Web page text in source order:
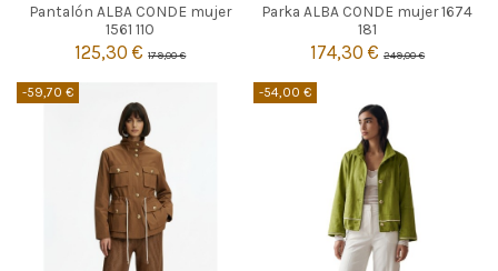
Pantalón ALBA CONDE mujer
1561 110
125,30 €179,00 €
40 44
 Añadir al carrito
Parka ALBA CONDE mujer 1674
181
174,30 €249,00 €
40

Añadir al carrito
-59,70 €
-54,00 €